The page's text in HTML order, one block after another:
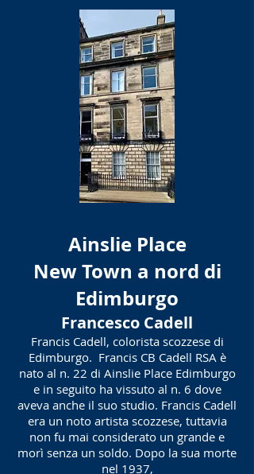
Ainslie Place
New Town a nord di
Edimburgo
Francesco Cadell
Francis Cadell, colorista scozzese di
Edimburgo. Francis CB Cadell RSA è
nato al n. 22 di Ainslie Place Edimburgo
e in seguito ha vissuto al n. 6 dove
aveva anche il suo studio. Francis Cadell
era un noto artista scozzese, tuttavia
non fu mai considerato un grande e
morì senza un soldo. Dopo la sua morte
nel 1937,